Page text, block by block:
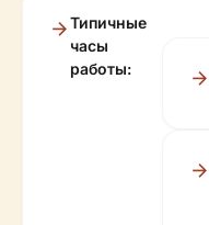
Типичные
часы
работы: